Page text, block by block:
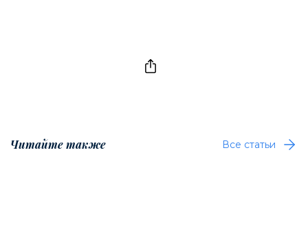
Читайте также Все статьи